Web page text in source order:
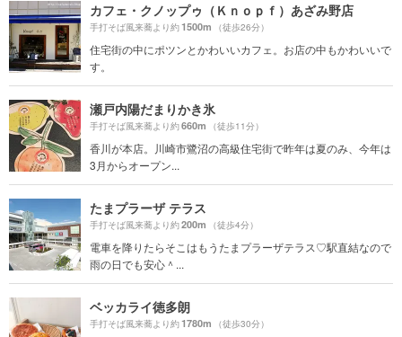
カフェ・クノップゥ（Ｋｎｏｐｆ）あざみ野店
手打そば風来蕎より約1500m （徒歩26分）
住宅街の中にポツンとかわいいカフェ。お店の中もかわいいで
す。
瀬戸内陽だまりかき氷
手打そば風来蕎より約660m （徒歩11分）
香川が本店。川崎市鷺沼の高級住宅街で昨年は夏のみ、今年は
3月からオープン...
たまプラーザ テラス
手打そば風来蕎より約200m （徒歩4分）
電車を降りたらそこはもうたまプラーザテラス♡駅直結なので
雨の日でも安心＾...
ベッカライ徳多朗
手打そば風来蕎より約1780m （徒歩30分）